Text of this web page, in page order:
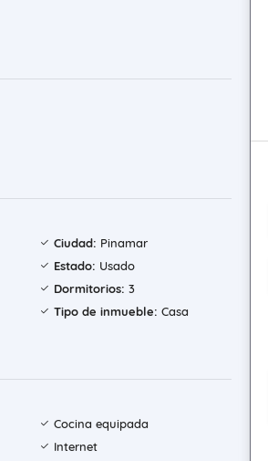
Ciudad: Pinamar
Estado: Usado
Dormitorios: 3
Tipo de inmueble: Casa
Cocina equipada
Internet